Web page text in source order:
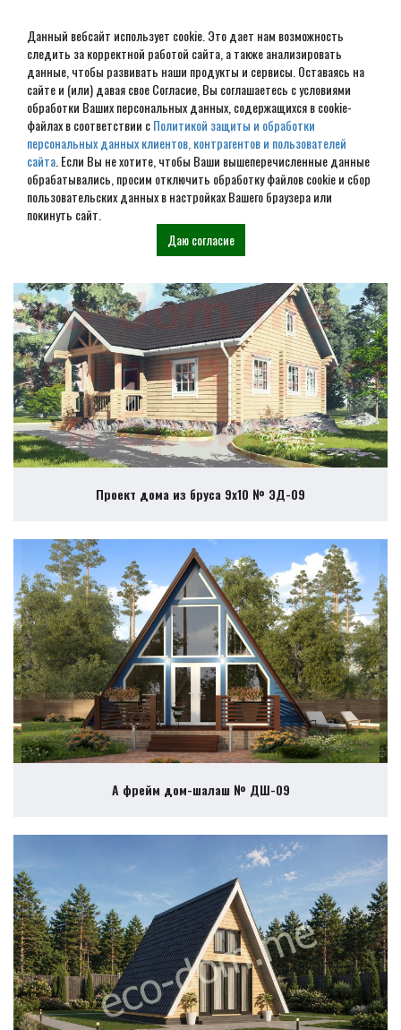
Данный вебсайт использует cookie. Это дает нам возможность
следить за корректной работой сайта, а также анализировать
данные, чтобы развивать наши продукты и сервисы. Оставаясь на
сайте и (или) давая свое Согласие, Вы соглашаетесь с условиями
обработки Ваших персональных данных, содержащихся в cookie-
файлах в соответствии сПолитикой защиты и обработки
персональных данных клиентов, контрагентов и пользователей
сайта . Если Вы не хотите, чтобы Ваши вышеперечисленные данные
обрабатывались, просим отключить обработку файлов cookie и сбор
пользовательских данных в настройках Вашего браузера или
покинуть сайт.
Даю согласие
Строительство домов под
усадку в Мытищах
Наши проекты
Проект дома из бруса 9х10 № ЭД-09
А фрейм дом-шалаш № ДШ-09